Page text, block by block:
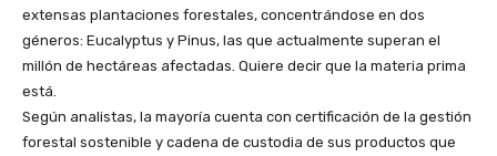
extensas plantaciones forestales, concentrándose en dos
géneros: Eucalyptus y Pinus, las que actualmente superan el
millón de hectáreas afectadas. Quiere decir que la materia prima
está.
Según analistas, la mayoría cuenta con certificación de la gestión
forestal sostenible y cadena de custodia de sus productos que